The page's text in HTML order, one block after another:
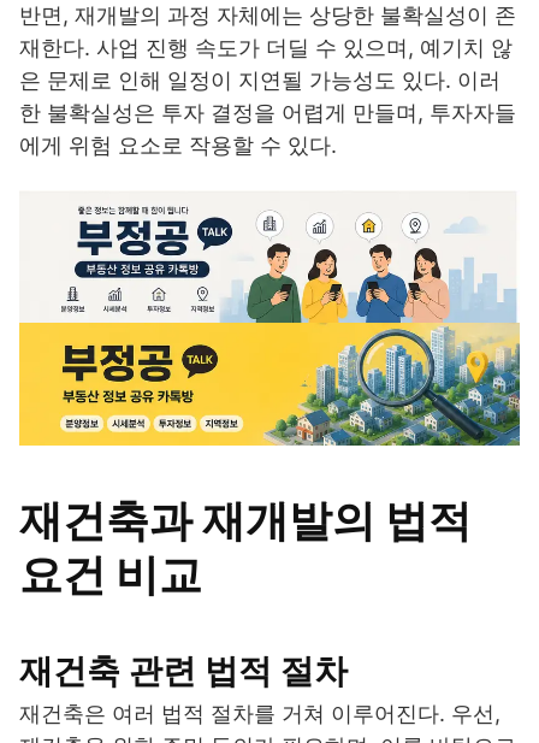
반면, 재개발의 과정 자체에는 상당한 불확실성이 존
재한다. 사업 진행 속도가 더딜 수 있으며, 예기치 않
은 문제로 인해 일정이 지연될 가능성도 있다. 이러
한 불확실성은 투자 결정을 어렵게 만들며, 투자자들
에게 위험 요소로 작용할 수 있다.
재건축과 재개발의 법적
요건 비교
재건축 관련 법적 절차
재건축은 여러 법적 절차를 거쳐 이루어진다. 우선,